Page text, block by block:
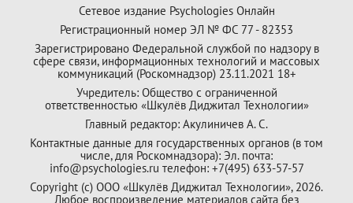
Сетевое издание Psychologies Онлайн
Регистрационный номер ЭЛ № ФС 77 - 82353
Зарегистрировано Федеральной службой по надзору в
сфере связи, информационных технологий и массовых
коммуникаций (Роскомнадзор) 23.11.2021 18+
Учредитель: Общество с ограниченной
ответственностью «Шкулёв Диджитал Технологии»
Главный редактор: Акулиничев А. С.
Контактные данные для государственных органов (в том
числе, для Роскомнадзора): Эл. почта:
info@psychologies.ru телефон: +7(495) 633-57-57
Copyright (с) ООО «Шкулёв Диджитал Технологии», 2026.
Любое воспроизведение материалов сайта без